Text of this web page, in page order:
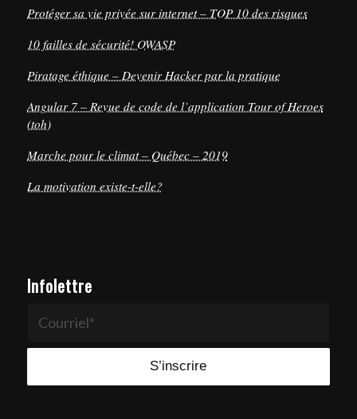
Protéger sa vie privée sur internet – TOP 10 des risques
10 failles de sécurité! OWASP
Piratage éthique – Devenir Hacker par la pratique
Angular 7 – Revue de code de l’application Tour of Heroes
(toh)
Marche pour le climat – Québec – 2019
La motivation existe-t-elle?
Infolettre